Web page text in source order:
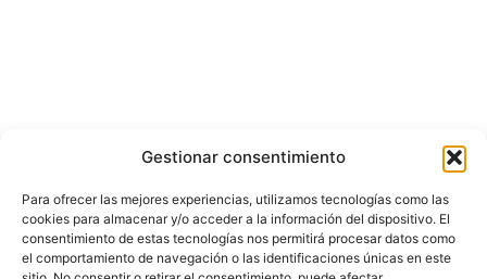
Gestionar consentimiento
Para ofrecer las mejores experiencias, utilizamos tecnologías como las
cookies para almacenar y/o acceder a la información del dispositivo. El
consentimiento de estas tecnologías nos permitirá procesar datos como
el comportamiento de navegación o las identificaciones únicas en este